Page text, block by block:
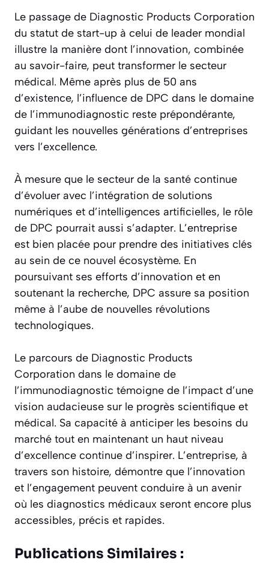
Le passage de Diagnostic Products Corporation
du statut de start-up à celui de leader mondial
illustre la manière dont l’innovation, combinée
au savoir-faire, peut transformer le secteur
médical. Même après plus de 50 ans
d’existence, l’influence de DPC dans le domaine
de l’immunodiagnostic reste prépondérante,
guidant les nouvelles générations d’entreprises
vers l’excellence.
À mesure que le secteur de la santé continue
d’évoluer avec l’intégration de solutions
numériques et d’intelligences artificielles, le rôle
de DPC pourrait aussi s’adapter. L’entreprise
est bien placée pour prendre des initiatives clés
au sein de ce nouvel écosystème. En
poursuivant ses efforts d’innovation et en
soutenant la recherche, DPC assure sa position
même à l’aube de nouvelles révolutions
technologiques.
Le parcours de Diagnostic Products
Corporation dans le domaine de
l’immunodiagnostic témoigne de l’impact d’une
vision audacieuse sur le progrès scientifique et
médical. Sa capacité à anticiper les besoins du
marché tout en maintenant un haut niveau
d’excellence continue d’inspirer. L’entreprise, à
travers son histoire, démontre que l’innovation
et l’engagement peuvent conduire à un avenir
où les diagnostics médicaux seront encore plus
accessibles, précis et rapides.
Publications Similaires :